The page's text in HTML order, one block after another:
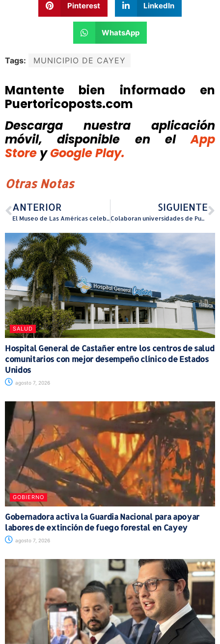
Pinterest LinkedIn
WhatsApp
Tags: MUNICIPIO DE CAYEY
Mantente bien informado en
Puertoricoposts.com
Descarga nuestra aplicación
móvil, disponible
en el
App
Store y Google Play.
Otras Notas
ANTERIOR
El Museo de Las Américas celebra su tradicional Noche de Catrinas
SIGUIENTE
Colaboran universidades de Puerto Rico y Nueva York en el desarrollo del Gran Parque Urbano
SALUD
Hospital General de Castañer entre los centros de salud
comunitarios con mejor desempeño clínico de Estados
Unidos
agosto 7, 2026
GOBIERNO
Gobernadora activa la Guardia Nacional para apoyar
labores de extinción de fuego forestal en Cayey
agosto 7, 2026